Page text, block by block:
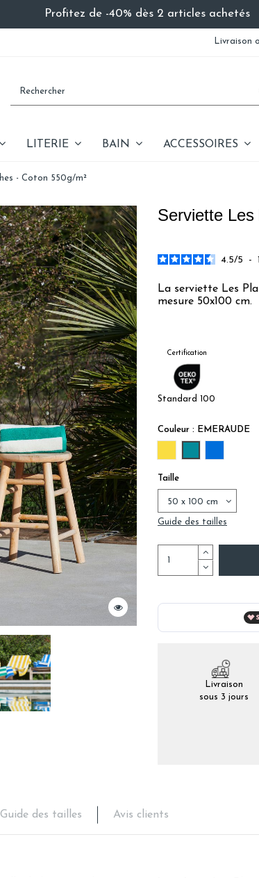
Profitez de -40% dès 2 articles achetés
Livraison
LITERIE BAIN ACCESSOIRES
- Coton 550g/m²
Serviette Les
4.5/5 -
La serviette Les
mesure 50x100 cm.
Certification
Standard 100
Couleur : EMERAUDE
Taille
Guide des tailles
Livraison
sous 3 jours
Guide des tailles Avis clients